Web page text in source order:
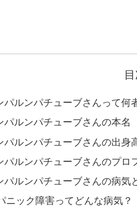
パルンパチューブさんって何
パルンパチューブさんの本名
パルンパチューブさんの出身
パルンパチューブさんのプロ
パルンパチューブさんの病気
ニック障害ってどんな病気？